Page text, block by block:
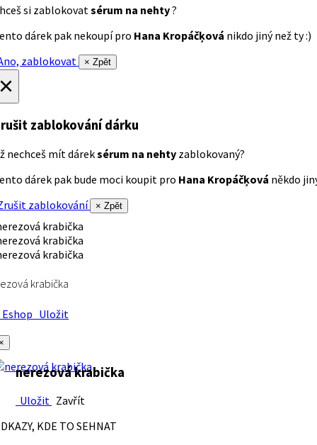
si zablokovatsérum na nehty?
dárek pak nekoupí pro Hana Kropáčķová nikdo jiný než ty :)
zablokovat
× Zpět
zablokování dárku
nechceš mít dáreksérum na nehty zablokovaný?
dárek pak bude moci koupit pro Hana Kropáčķová někdo
zablokování
× Zpět
krabička
Uložit
nerezová krabička
Uložit Zavřít
KDE TO SEHNAT